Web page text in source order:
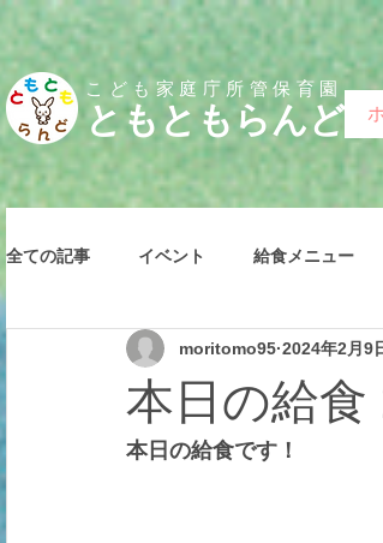
こども家庭庁所管保育園
とも ともらんど
全ての記事 イベント 給食メニュー
本日の給食
moritomo95 2024年2月9
本日の給食です！